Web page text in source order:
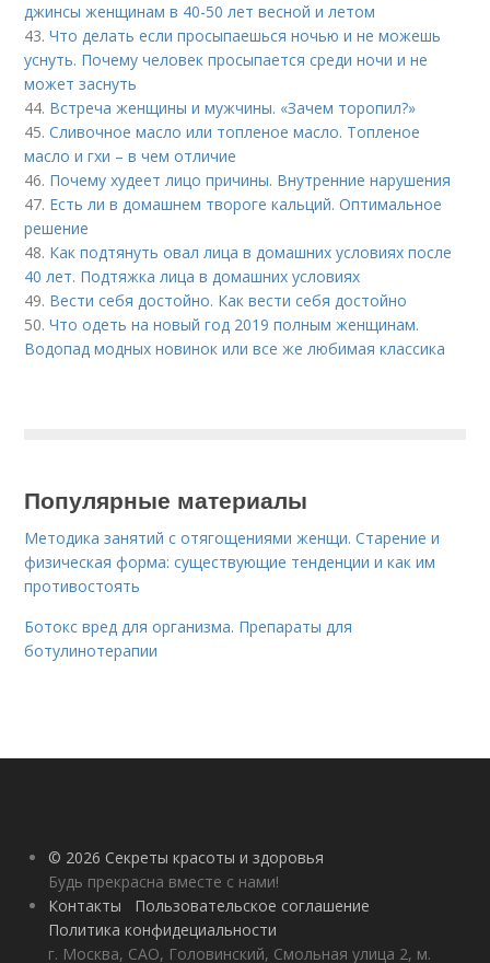
джинсы женщинам в 40-50 лет весной и летом
43.Что делать если просыпаешься ночью и не можешь
уснуть. Почему человек просыпается среди ночи и не
может заснуть
44. Встреча женщины и мужчины. «Зачем торопил?»
45.Сливочное масло или топленое масло. Топленое
масло и гхи – в чем отличие
46. Почему худеет лицо причины. Внутренние нарушения
47. Есть ли в домашнем твороге кальций. Оптимальное
решение
48. Как подтянуть овал лица в домашних условиях после
40 лет. Подтяжка лица в домашних условиях
49. Вести себя достойно. Как вести себя достойно
50.Что одеть на новый год 2019 полным женщинам.
Водопад модных новинок или все же любимая классика
Популярные материалы
Методика занятий с отягощениями женщи. Старение и
физическая форма: существующие тенденции и как им
противостоять
Ботокс вред для организма. Препараты для
ботулинотерапии
© 2026 Секреты красоты и здоровья
Будь прекрасна вместе с нами!
Контакты
Пользовательское соглашение
Политика конфидециальности
г. Москва, САО, Головинский, Смольная улица 2, м.